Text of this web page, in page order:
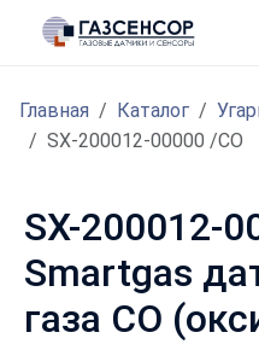
Главная Каталог
SX-200012-00000 /CO
SX-200012-
Smartgas
газа CO